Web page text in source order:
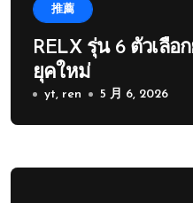
推薦
RELX รุ่น 6 ตัวเลื
ยุคใหม่
yt, ren 5 月 6, 2026